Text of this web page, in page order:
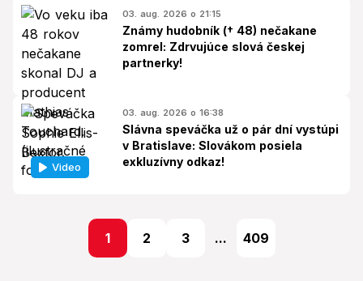
03. aug. 2026 o 21:15
Známy hudobník († 48) nečakane
zomrel: Zdrvujúce slová českej
partnerky!
Video
03. aug. 2026 o 16:38
Slávna speváčka už o pár dní vystúpi
v Bratislave: Slovákom posiela
exkluzívny odkaz!
1 2 3 ... 409